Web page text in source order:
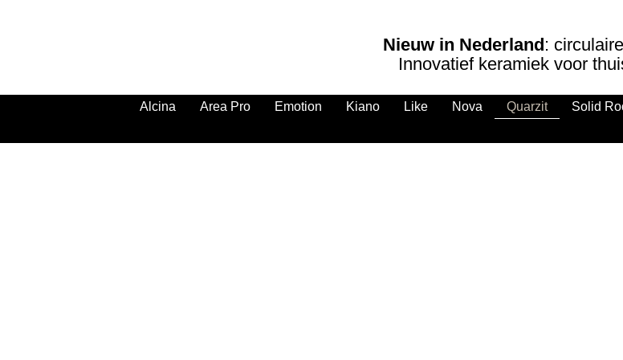
Nieuw in Nederland:
Innovatief keramiek voor
Alcina Area Pro Emotion Kiano Like Nova Quarzit Solid